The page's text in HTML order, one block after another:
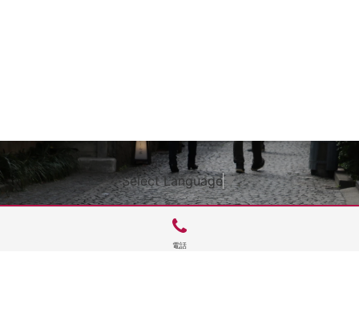
Select Language▼
電話